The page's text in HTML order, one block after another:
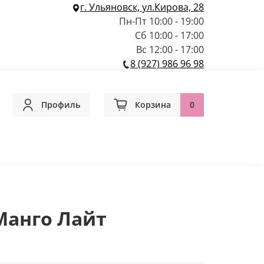
г. Ульяновск, ул.Кирова, 28
Пн-Пт 10:00 - 19:00
Сб 10:00 - 17:00
Вс 12:00 - 17:00
8 (927) 986 96 98
Профиль Корзина 0
Лайт